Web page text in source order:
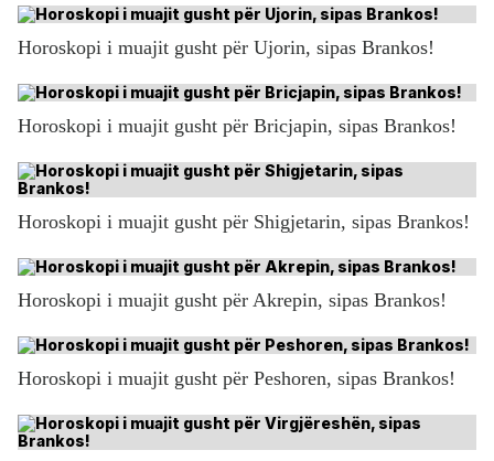
Horoskopi i muajit gusht për Ujorin, sipas Brankos!
Horoskopi i muajit gusht për Bricjapin, sipas Brankos!
Horoskopi i muajit gusht për Shigjetarin, sipas Brankos!
Horoskopi i muajit gusht për Akrepin, sipas Brankos!
Horoskopi i muajit gusht për Peshoren, sipas Brankos!